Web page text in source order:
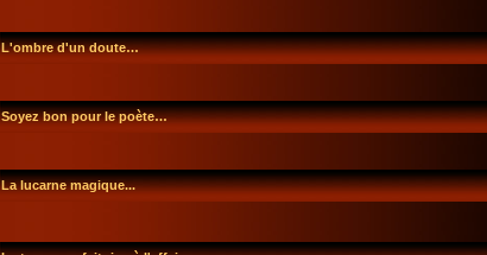
L'ombre d'un doute…
Soyez bon pour le poète…
La lucarne magique...